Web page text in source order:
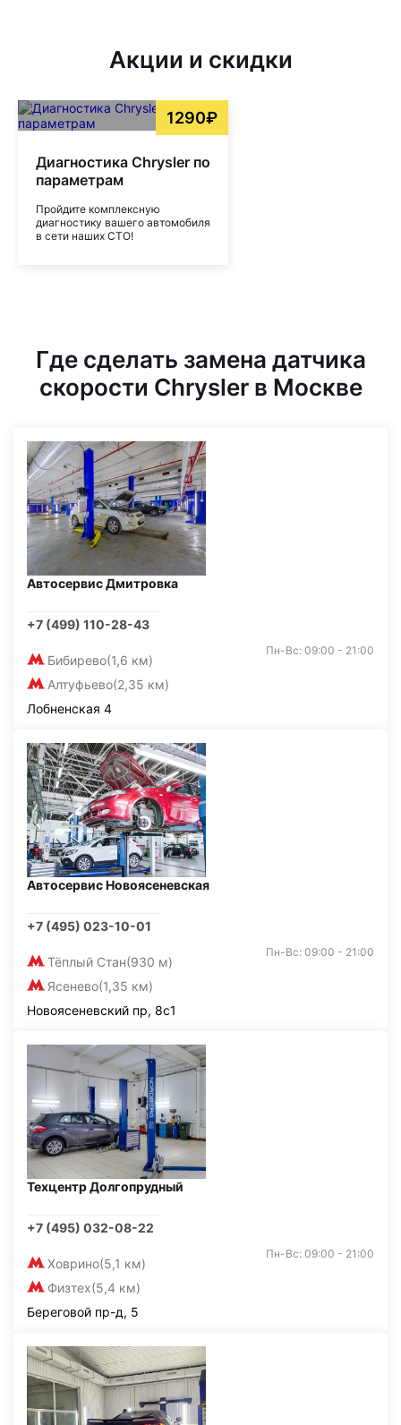
Акции и скидки
1290₽
Диагностика Chrysler по
параметрам
Пройдите комплексную
диагностику вашего автомобиля
в сети наших СТО!
Где сделать замена датчика
скорости Chrysler в Москве
Автосервис Дмитровка
+7 (499) 110-28-43
Бибирево(1,6 км)
Алтуфьево(2,35 км)
Пн-Вс: 09:00 - 21:00
Лобненская 4
Автосервис Новоясеневская
+7 (495) 023-10-01
Тёплый Стан(930 м)
Ясенево(1,35 км)
Пн-Вс: 09:00 - 21:00
Новоясеневский пр, 8с1
Техцентр Долгопрудный
+7 (495) 032-08-22
Ховрино(5,1 км)
Физтех(5,4 км)
Пн-Вс: 09:00 - 21:00
Береговой пр-д, 5